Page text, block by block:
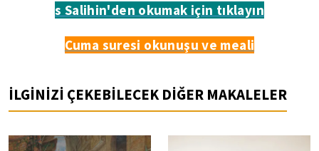
s Salihin'den okumak için tıklayın
Cuma suresi okunuşu ve meali
İLGİNİZİ ÇEKEBİLECEK DİĞER MAKALELER